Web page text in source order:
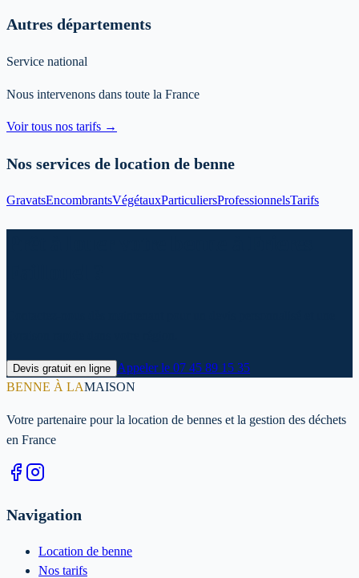
Autres départements
Service national
Nous intervenons dans toute la France
Voir tous nos tarifs →
Nos services de location de benne
GravatsEncombrantsVégétauxParticuliersProfessionnelsTarifs
Devis gratuit en ligne Appeler le 07 45 89 15 35
BENNE À LAMAISON
Votre partenaire pour la location de bennes et la gestion des déchets
en France
Navigation
Location de benne
Nos tarifs